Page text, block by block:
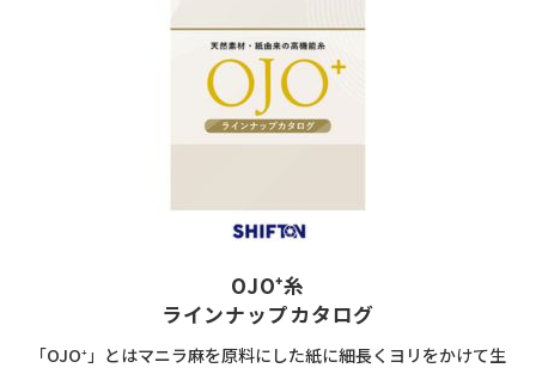
OJO⁺糸
ラインナップカタログ
「OJO⁺」とはマニラ麻を原料にした紙に細長くヨリをかけて生